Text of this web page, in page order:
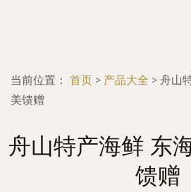
当前位置： 首页 > 产品大全 > 舟山
美馈赠
舟山特产海鲜 东
馈赠